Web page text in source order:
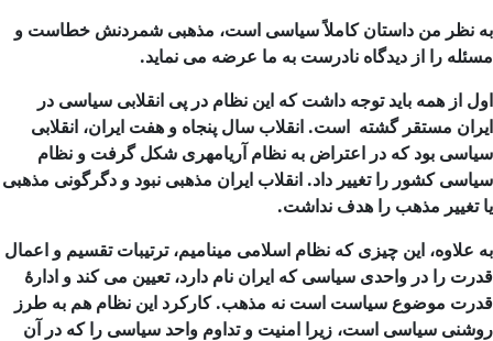
به نظر من داستان کاملاً سیاسی است، مذهبی شمردنش خطاست و
مسئله را از دیدگاه نادرست به ما عرضه می نماید.
اول از همه باید توجه داشت که این نظام در پی انقلابی سیاسی در
ایران مستقر گشته است. انقلاب سال پنجاه و هفت ایران، انقلابی
سیاسی بود که در اعتراض به نظام آریامهری شکل گرفت و نظام
سیاسی کشور را تغییر داد. انقلاب ایران مذهبی نبود و دگرگونی مذهبی
یا تغییر مذهب را هدف نداشت.
به علاوه، این چیزی که نظام اسلامی مینامیم، ترتیبات تقسیم و اعمال
قدرت را در واحدی سیاسی که ایران نام دارد، تعیین می کند و ادارۀ
قدرت موضوع سیاست است نه مذهب. کارکرد این نظام هم به طرز
روشنی سیاسی است، زیرا امنیت و تداوم واحد سیاسی را که در آن